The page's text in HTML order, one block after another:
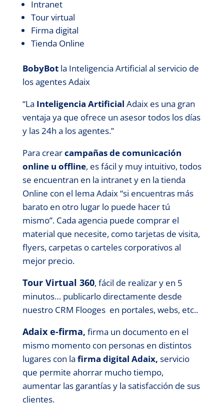
Intranet
Tour virtual
Firma digital
Tienda Online
BobyBotla Inteligencia Artificial al servicio de
los agentes Adaix
“La Inteligencia Artificial Adaix es una gran
ventaja ya que ofrece un asesor todos los días
y las 24h a los agentes.”
Para crearcampañas de comunicación
online u offline, es fácil y muy intuitivo, todos
se encuentran en la intranet y en la tienda
Online con el lema Adaix “si encuentras más
barato en otro lugar lo puede hacer tú
mismo”. Cada agencia puede comprar el
material que necesite, como tarjetas de visita,
flyers, carpetas o carteles corporativos al
mejor precio.
Tour Virtual 360, fácil de realizar y en 5
minutos… publicarlo directamente desde
nuestro CRM Flooges en portales, webs, etc..
Adaix e-firma, firma un documento en el
mismo momento con personas en distintos
lugares con la firma digital Adaix, servicio
que permite ahorrar mucho tiempo,
aumentar las garantías y la satisfacción de sus
clientes.